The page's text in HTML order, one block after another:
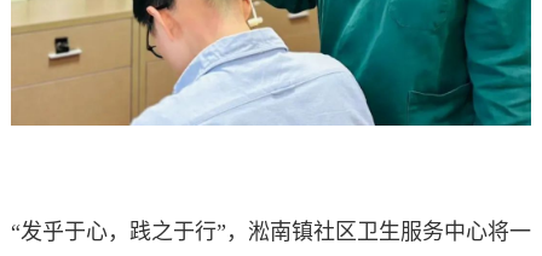
“发乎于心，践之于行”，淞南镇社区卫生服务中心将一